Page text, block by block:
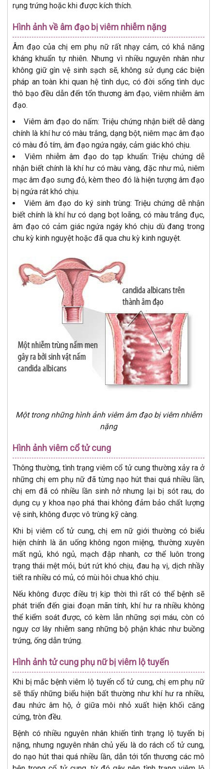
rụng trứng hoặc khi được kích thích.
Hình ảnh về âm đạo bị viêm nhiễm nặng
Âm đạo của chị em phụ nữ rất nhạy cảm, có khả năng
kháng khuẩn tự nhiên. Nhưng vì nhiều nguyên nhân như
không giữ gìn vệ sinh sạch sẽ, không sử dụng các biện
pháp an toàn khi quan hệ tình dục, có đời sống tình dục
thô bạo đều dẫn đến tổn thương âm đạo, viêm nhiễm âm
đạo.
Viêm âm đạo do nấm: Triệu chứng nhận biết dễ dàng
chính là khí hư có màu trắng, dạng bột, niêm mạc âm đạo
có màu đỏ tím, âm đạo ngứa ngáy, cảm giác khó chịu.
Viêm nhiễm âm đạo do tạp khuẩn: Triệu chứng dễ
nhận biết chính là khí hư có màu vàng, đặc như mủ, niêm
mạc âm đạo sưng đỏ, kèm theo đó là hiện tượng âm đạo
bị ngứa rát khó chịu.
Viêm âm đạo do ký sinh trùng: Triệu chứng dễ nhận
biết chính là khí hư có dạng bọt loãng, có màu trắng đục,
âm đạo có cảm giác ngứa ngáy khó chịu dù đang trong
chu kỳ kinh nguyệt hoặc đã qua chu kỳ kinh nguyệt.
Một trong những hình ảnh viêm âm đạo bị viêm nhiễm
nặng
Hình ảnh viêm cổ tử cung
Thông thường, tình trạng viêm cổ tử cung thường xảy ra ở
những chị em phụ nữ đã từng nạo hút thai quá nhiều lần,
chị em đã có nhiều lần sinh nở nhưng lại bị sót rau, do
dụng cụ y khoa nạo phá thai không đảm bảo chất lượng
vệ sinh, không được vô trùng kỹ càng.
Khi bị viêm cổ tử cung, chị em nữ giới thường có biểu
hiện chính là ăn uống không ngon miệng, thường xuyên
mất ngủ, khó ngủ, mạch đập nhanh, cơ thể luôn trong
trạng thái mệt mỏi, bứt rứt khó chịu, đau hạ vị, dịch nhầy
tiết ra nhiều có mủ, có mùi hôi chua khó chịu.
Nếu không được điều trị kịp thời thì rất có thể bệnh sẽ
phát triển đến giai đoạn mãn tính, khí hư ra nhiều không
thể kiểm soát được, có kèm lẫn những sợi máu, còn có
nguy cơ lây nhiễm sang những bộ phận khác như buồng
trứng, ống dẫn trứng.
Hình ảnh tử cung phụ nữ bị viêm lộ tuyến
Khi bị mắc bệnh viêm lộ tuyến cổ tử cung, chị em phụ nữ
sẽ thấy những biểu hiện bất thường như khí hư ra nhiều,
đau nhức âm hộ, ở giữa môi nhỏ xuất hiện khối căng
cứng, tròn đều.
Bệnh có nhiều nguyên nhân khiến tình trạng lộ tuyến bị
nặng, nhưng nguyên nhân chủ yếu là do rách cổ tử cung,
do nạo hút thai quá nhiều lần, dẫn tới tổn thương các mô